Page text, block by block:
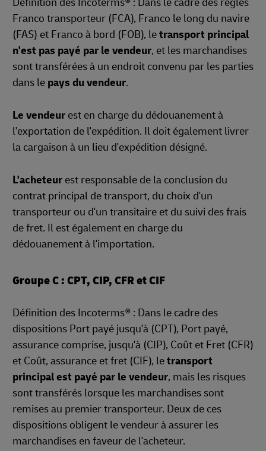
Franco transporteur (FCA), Franco le long du navire
(FAS) et Franco à bord (FOB), letransport principal
n'est pas payé par le vendeur, et les marchandises
sont transférées à un endroit convenu par les parties
dans le pays du vendeur.
Le vendeur est en charge du dédouanement à
l'exportation de l'expédition. Il doit également livrer
la cargaison à un lieu d'expédition désigné.
L'acheteur est responsable de la conclusion du
contrat principal de transport, du choix d'un
transporteur ou d'un transitaire et du suivi des frais
de fret. Il est également en charge du
dédouanement à l'importation.
Groupe C : CPT, CIP, CFR et CIF
Définition des Incoterms® : Dans le cadre des
dispositions Port payé jusqu'à (CPT), Port payé,
assurance comprise, jusqu'à (CIP), Coût et Fret (CFR)
et Coût, assurance et fret (CIF), letransport
principal est payé par le vendeur, mais les risques
sont transférés lorsque les marchandises sont
remises au premier transporteur. Deux de ces
dispositions obligent le vendeur à assurer les
marchandises en faveur de l'acheteur.